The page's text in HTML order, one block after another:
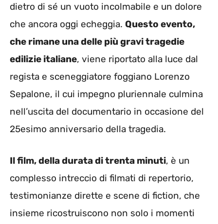
dietro di sé un vuoto incolmabile e un dolore
che ancora oggi echeggia. Questo evento,
che rimane una delle più gravi tragedie
edilizie italiane, viene riportato alla luce dal
regista e sceneggiatore foggiano Lorenzo
Sepalone, il cui impegno pluriennale culmina
nell’uscita del documentario in occasione del
25esimo anniversario della tragedia.
Il film, della durata di trenta minuti, è un
complesso intreccio di filmati di repertorio,
testimonianze dirette e scene di fiction, che
insieme ricostruiscono non solo i momenti